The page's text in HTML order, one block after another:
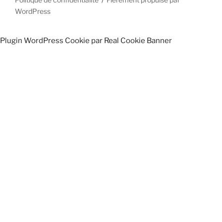
de
WordPress
Plugin WordPress Cookie par Real Cookie Banner